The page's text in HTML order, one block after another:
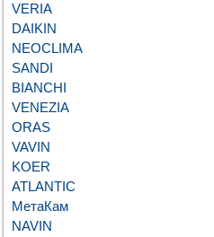
VERIA
DAIKIN
NEOCLIMA
SANDI
BIANCHI
VENEZIA
ORAS
VAVIN
KOER
ATLANTIC
МетаКам
NAVIN